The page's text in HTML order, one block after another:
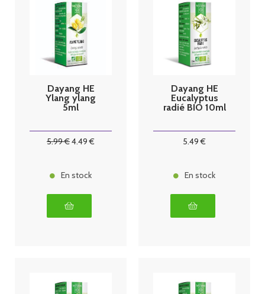
Dayang HE
Ylang ylang
5ml
5.99€4.49 €
En stock
Dayang HE
Eucalyptus
radié BIO 10ml
5.49 €
En stock